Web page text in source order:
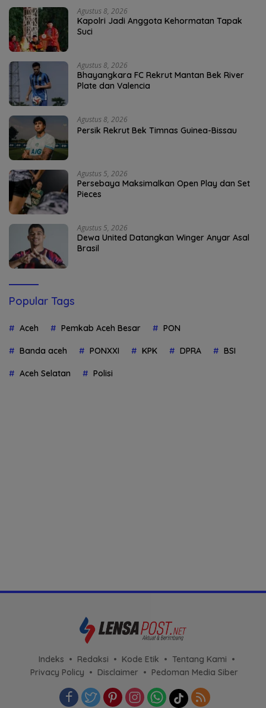
Agustus 8, 2026
Kapolri Jadi Anggota Kehormatan Tapak
Suci
Agustus 8, 2026
Bhayangkara FC Rekrut Mantan Bek River
Plate dan Valencia
Agustus 8, 2026
Persik Rekrut Bek Timnas Guinea-Bissau
Agustus 5, 2026
Persebaya Maksimalkan Open Play dan Set
Pieces
Agustus 5, 2026
Dewa United Datangkan Winger Anyar Asal
Brasil
Popular Tags
Aceh Pemkab Aceh Besar PON
Banda aceh PONXXI KPK DPRA BSI
Aceh Selatan Polisi
Indeks Redaksi Kode Etik
Tentang Kami
Privacy Policy
Disclaimer Pedoman Media Siber